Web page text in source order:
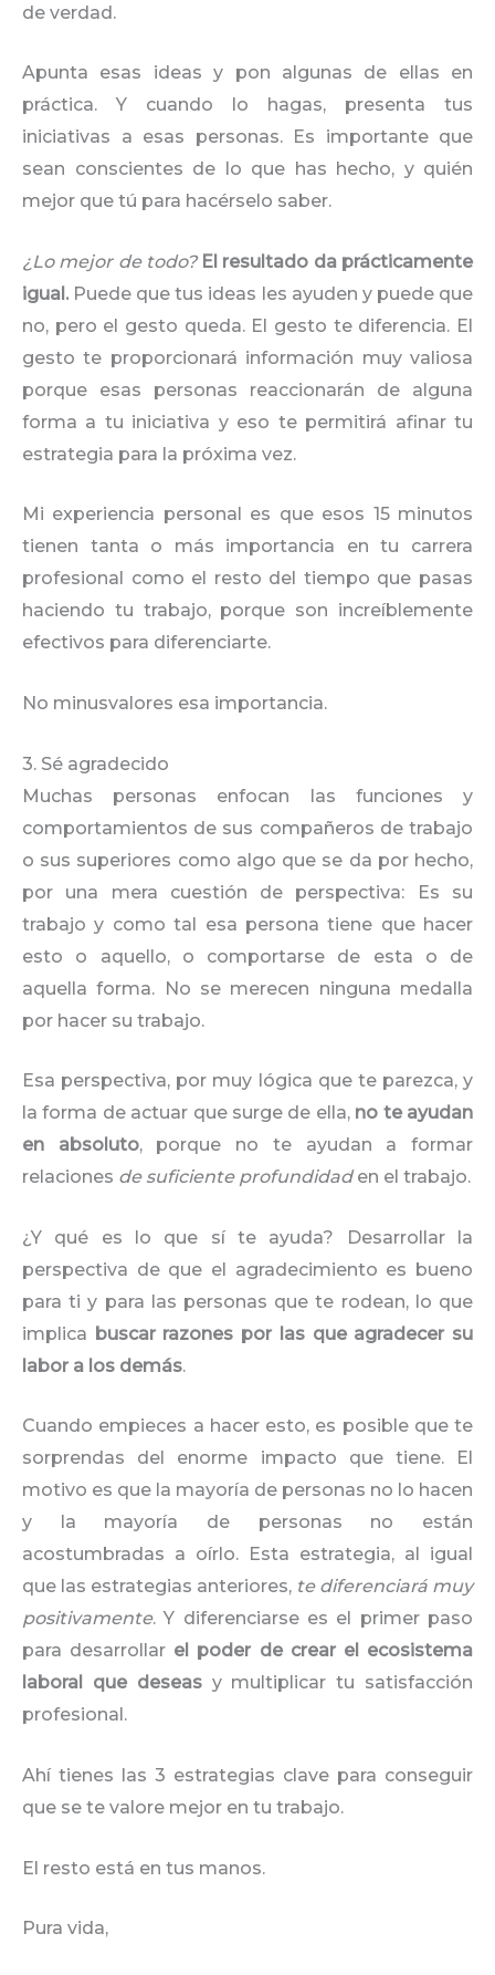
de verdad.
Apunta esas ideas y pon algunas de ellas en
práctica. Y cuando lo hagas, presenta tus
iniciativas a esas personas. Es importante que
sean conscientes de lo que has hecho, y quién
mejor que tú para hacérselo saber.
¿Lo mejor de todo? El resultado da prácticamente
igual. Puede que tus ideas les ayuden y puede que
no, pero el gesto queda. El gesto te diferencia. El
gesto te proporcionará información muy valiosa
porque esas personas reaccionarán de alguna
forma a tu iniciativa y eso te permitirá afinar tu
estrategia para la próxima vez.
Mi experiencia personal es que esos 15 minutos
tienen tanta o más importancia en tu carrera
profesional como el resto del tiempo que pasas
haciendo tu trabajo, porque son increíblemente
efectivos para diferenciarte.
No minusvalores esa importancia.
3. Sé agradecido
Muchas personas enfocan las funciones y
comportamientos de sus compañeros de trabajo
o sus superiores como algo que se da por hecho,
por una mera cuestión de perspectiva: Es su
trabajo y como tal esa persona tiene que hacer
esto o aquello, o comportarse de esta o de
aquella forma. No se merecen ninguna medalla
por hacer su trabajo.
Esa perspectiva, por muy lógica que te parezca, y
la forma de actuar que surge de ella, no te ayudan
en absoluto, porque no te ayudan a formar
relaciones de suficiente profundidaden el trabajo.
¿Y qué es lo que sí te ayuda? Desarrollar la
perspectiva de que el agradecimiento es bueno
para ti y para las personas que te rodean, lo que
implica buscar razones por las que agradecer su
labor a los demás.
Cuando empieces a hacer esto, es posible que te
sorprendas del enorme impacto que tiene. El
motivo es que la mayoría de personas no lo hacen
y la mayoría de personas no están
acostumbradas a oírlo. Esta estrategia, al igual
que las estrategias anteriores, te diferenciará muy
positivamente. Y diferenciarse es el primer paso
para desarrollar el poder de crear el ecosistema
laboral que deseasy multiplicar tu satisfacción
profesional.
Ahí tienes las 3 estrategias clave para conseguir
que se te valore mejor en tu trabajo.
El resto está en tus manos.
Pura vida,